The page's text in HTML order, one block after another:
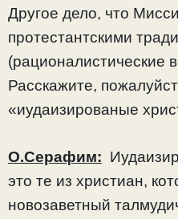
Другое дело, что
протестантскими
(рационалистические
Расскажите,
«иудаизированые
О.Серафим:
это те из христиан,
новозаветный